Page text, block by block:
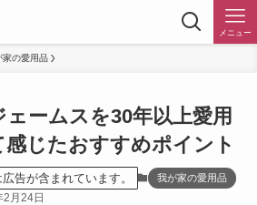
メニュー
家の愛用品
ームスを30年以上愛用
感じたおすすめポイント
告が含まれています。 我が家の愛用品
2月24日